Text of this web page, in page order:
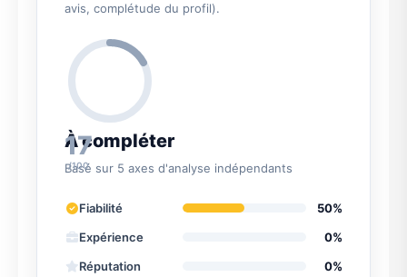
avis, complétude du profil).
17
/100
À compléter
Basé sur 5 axes d'analyse indépendants
Fiabilité
50%
Expérience
0%
Réputation
0%